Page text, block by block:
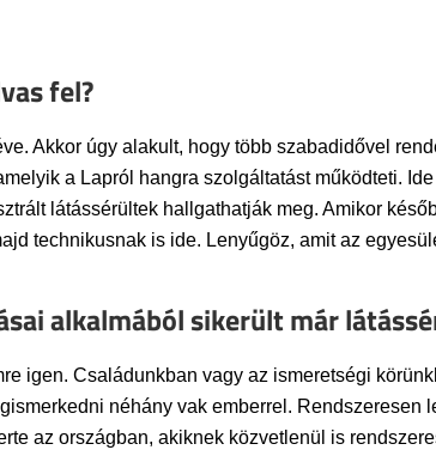
fel?
Akkor úgy alakult, hogy több szabadidővel
a Lapról hangra szolgáltatást működteti.
látássérültek hallgathatják meg. Amikor
technikusnak is ide. Lenyűgöz, amit az
alkalmából sikerült már
igen. Családunkban vagy az ismeretségi
néhány vak emberrel.
az országban, akiknek közvetlenül is